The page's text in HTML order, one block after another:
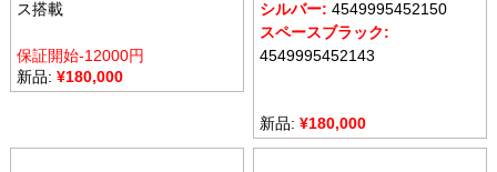
ス搭載
保証開始-12000円
新品: ¥180,000
シルバー: 4549995452150
スペースブラック:
4549995452143
新品: ¥180,000